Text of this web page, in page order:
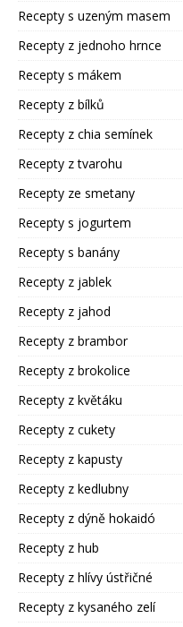
Recepty s uzeným masem
Recepty z jednoho hrnce
Recepty s mákem
Recepty z bílků
Recepty z chia semínek
Recepty z tvarohu
Recepty ze smetany
Recepty s jogurtem
Recepty s banány
Recepty z jablek
Recepty z jahod
Recepty z brambor
Recepty z brokolice
Recepty z květáku
Recepty z cukety
Recepty z kapusty
Recepty z kedlubny
Recepty z dýně hokaidó
Recepty z hub
Recepty z hlívy ústřičné
Recepty z kysaného zelí